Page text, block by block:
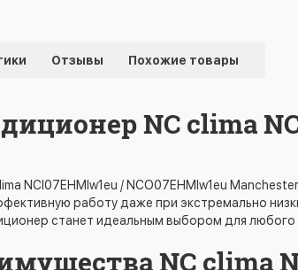
Отзывы Похожие товары
NC clima
NCI07EHMIw1eu / NCO07EHMIw1eu
работу даже при экстремально
станет идеальным выбором для любого
NC clima